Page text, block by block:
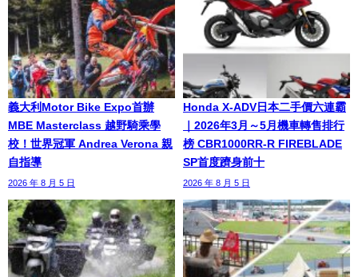
義大利Motor Bike Expo首辦
MBE Masterclass 越野騎乘學
校！世界冠軍 Andrea Verona 親
自指導
2026 年 8 月 5 日
Honda X-ADV日本二手價六連霸
｜2026年3月～5月機車轉售排行
榜 CBR1000RR-R FIREBLADE
SP首度躋身前十
2026 年 8 月 5 日